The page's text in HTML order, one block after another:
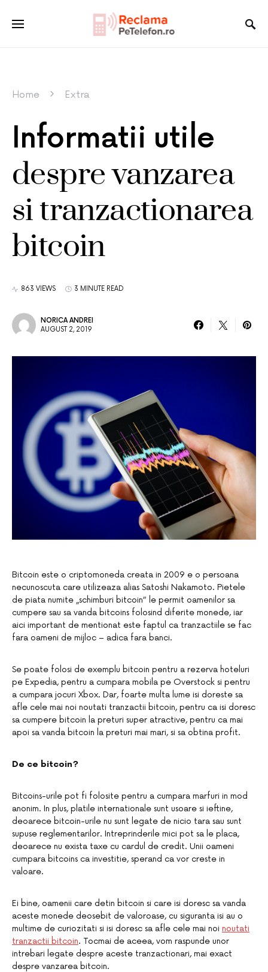
Home Extra
Informatii utile
despre vanzarea
si tranzactionarea
bitcoin
863 VIEWS 3 MINUTE READ
NORICA ANDREI
AUGUST 2, 2019
Bitcoin este o criptomoneda creata in 2009 e o persoana
necunoscuta care utilizeaza alias Satoshi Nakamoto. Pietele
de piata numite „schimburi bitcoin” le permit oamenilor sa
cumpere sau sa vanda bitcoins folosind diferite monede, iar
aici important de mentionat este faptul ca tranzactiile se fac
fara oameni de mijloc – adica fara banci.
Se poate folosi de exemplu bitcoin pentru a rezerva hoteluri
pe Expedia, pentru a cumpara mobila pe Overstock si pentru
a cumpara jocuri Xbox. Dar, foarte multa lume isi doreste sa
afle cele mai noi noutati tranzactii bitcoin, pentru ca isi doresc
sa cumpere bitcoin la preturi super atractive, pentru ca mai
apoi sa vanda bitcoin la preturi mai mari, si sa obtina profit.
De ce bitcoin?
Bitcoins-urile pot fi folosite pentru a cumpara marfuri in mod
anonim. In plus, platile internationale sunt usoare si ieftine,
deoarece bitcoin-urile nu sunt legate de nicio tara sau sunt
supuse reglementarilor. Intreprinderile mici pot sa le placa,
deoarece nu exista taxe cu cardul de credit. Unii oameni
cumpara bitcoins ca investitie, sperand ca vor creste in
valoare.
Ei bine, oamenii care detin bitcoin si care isi doresc sa vanda
aceste monede deosebit de valoroase, cu siguranta isi au o
multime de curiozitati si isi doresc sa afle cele mai noi noutati
tranzactii bitcoin. Tocmai de aceea, vom raspunde unor
intrebari legate despre aceste tranzactionari, mai exact
despre vanzarea bitcoin.